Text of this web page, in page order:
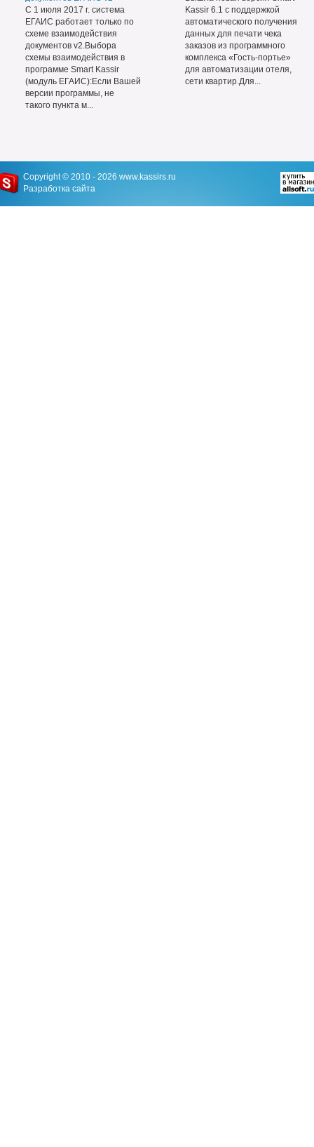
С 1 июля 2017 г. система
ЕГАИС работает только по
схеме взаимодействия
документов v2.Выбора
схемы взаимодействия в
программе Smart Kassir
(модуль ЕГАИС):Если Вашей
версии программы, не
такого пункта м...
Kassir 6.1 с поддержкой
автоматического получения
данных для печати чека
заказов из программного
комплекса «Гость-портье»
для автоматизации отеля,
сети квартир.Для...
Copyright © 2010 - 2026 www.kassirs.ru
Разработка сайта